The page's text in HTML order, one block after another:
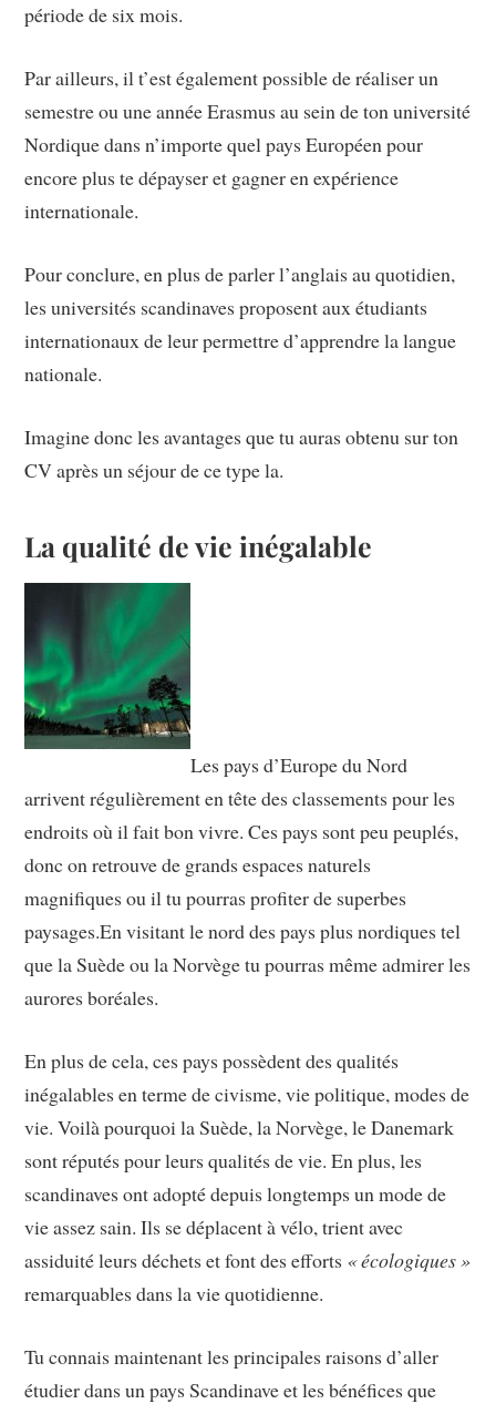
période de six mois.
Par ailleurs, il t’est également possible de réaliser un
semestre ou une année Erasmus au sein de ton université
Nordique dans n’importe quel pays Européen pour
encore plus te dépayser et gagner en expérience
internationale.
Pour conclure, en plus de parler l’anglais au quotidien,
les universités scandinaves proposent aux étudiants
internationaux de leur permettre d’apprendre la langue
nationale.
Imagine donc les avantages que tu auras obtenu sur ton
CV après un séjour de ce type la.
La qualité de vie inégalable
Les pays d’Europe du Nord
arrivent régulièrement en tête des classements pour les
endroits où il fait bon vivre. Ces pays sont peu peuplés,
donc on retrouve de grands espaces naturels
magnifiques ou il tu pourras profiter de superbes
paysages.En visitant le nord des pays plus nordiques tel
que la Suède ou la Norvège tu pourras même admirer les
aurores boréales.
En plus de cela, ces pays possèdent des qualités
inégalables en terme de civisme, vie politique, modes de
vie. Voilà pourquoi la Suède, la Norvège, le Danemark
sont réputés pour leurs qualités de vie. En plus, les
scandinaves ont adopté depuis longtemps un mode de
vie assez sain. Ils se déplacent à vélo, trient avec
assiduité leurs déchets et font des efforts « écologiques »
remarquables dans la vie quotidienne.
Tu connais maintenant les principales raisons d’aller
étudier dans un pays Scandinave et les bénéfices que